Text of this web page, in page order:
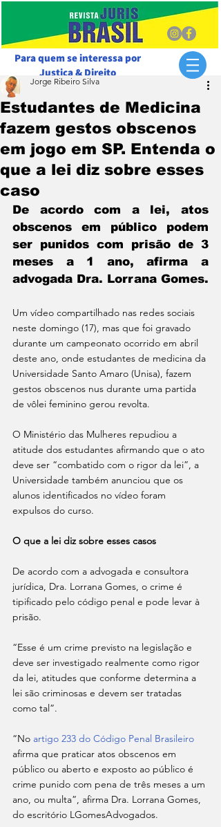
Para quem se interessa por
Justiça & Direito
Estudantes de Medicina
fazem gestos obscenos
em jogo em SP. Entenda o
que a lei diz sobre esses
caso
Jorge Ribeiro Silva
De acordo com a lei, atos
obscenos em público podem
ser punidos com prisão de 3
meses a 1 ano, afirma a
advogada Dra. Lorrana Gomes.
Um vídeo compartilhado nas redes sociais
neste domingo (17), mas que foi gravado
durante um campeonato ocorrido em abril
deste ano, onde estudantes de medicina da
Universidade Santo Amaro (Unisa), fazem
gestos obscenos nus durante uma partida
de vôlei feminino gerou revolta.
O Ministério das Mulheres repudiou a
atitude dos estudantes afirmando que o ato
deve ser “combatido com o rigor da lei”, a
Universidade também anunciou que os
alunos identificados no vídeo foram
expulsos do curso.
O que a lei diz sobre esses casos
De acordo com a advogada e consultora
jurídica, Dra. Lorrana Gomes, o crime é
tipificado pelo código penal e pode levar à
prisão.
“Esse é um crime previsto na legislação e
deve ser investigado realmente como rigor
da lei, atitudes que conforme determina a
lei são criminosas e devem ser tratadas
como tal”.
“No artigo 233 do Código Penal Brasileiro
afirma que praticar atos obscenos em
público ou aberto e exposto ao público é
crime punido com pena de três meses a um
ano, ou multa”, afirma Dra. Lorrana Gomes,
do escritório LGomesAdvogados.